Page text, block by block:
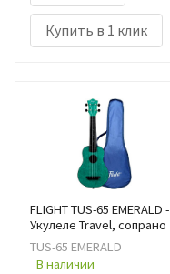
Купить в 1 клик
FLIGHT TUS-65 EMERALD -
Укулеле Travel, сопрано
TUS-65 EMERALD
В наличии